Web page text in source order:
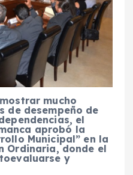
mucho
de desempeño de
el
aprobó la
Municipal” en la
Ordinaria, donde el
y